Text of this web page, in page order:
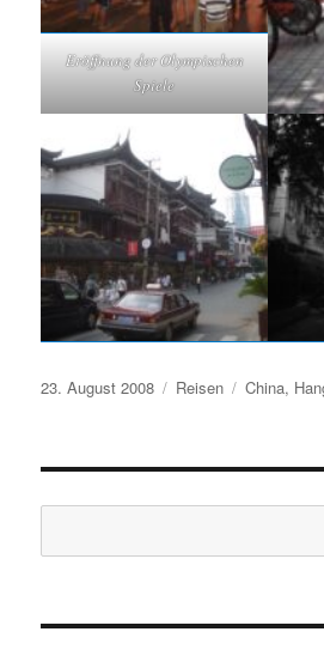
Eröffnung der Olympischen
Spiele
Veröffentlicht
23. August 2008 Kategorien
Reisen China,